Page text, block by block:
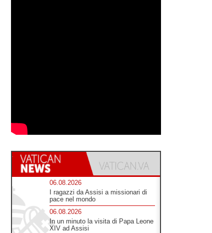
06.08.2026
I ragazzi da Assisi a missionari di
pace nel mondo
06.08.2026
In un minuto la visita di Papa Leone
XIV ad Assisi